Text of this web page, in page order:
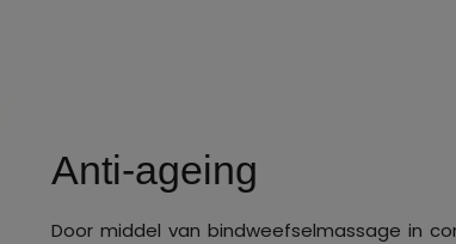
Anti-ageing
Door middel van bindweefselmassage in